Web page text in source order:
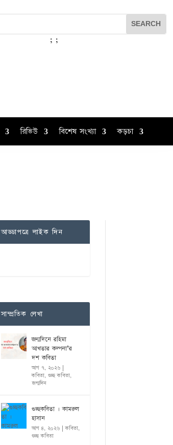
; ;
রিভিউ বিশেষ সংখ্যা কড়চা
আড্ডাপত্রে লাইক দিন
সাম্প্রতিক লেখা
জন্মদিনে রহিমা
আখতার কল্পনা’র
দশ কবিতা
আগ ৭, ২০২৬|
কবিতা, গুচ্ছ কবিতা,
জন্মদিন
গুচ্ছকবিতা । কামরুল
হাসান
আগ ৪, ২০২৬|কবিতা,
গুচ্ছ কবিতা